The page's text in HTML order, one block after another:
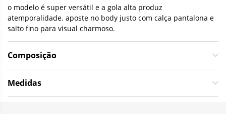
o modelo é super versátil e a gola alta produz
atemporalidade. aposte no body justo com calça pantalona e
salto fino para visual charmoso.
Composição
Medidas